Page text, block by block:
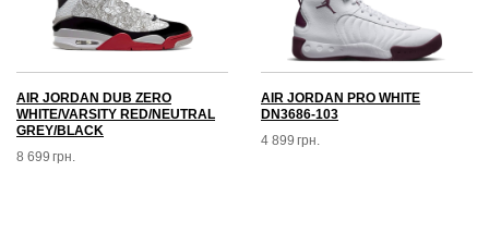
AIR JORDAN DUB ZERO
WHITE/VARSITY RED/NEUTRAL
GREY/BLACK
8 699 грн.
AIR JORDAN PRO WHITE
DN3686-103
4 899 грн.